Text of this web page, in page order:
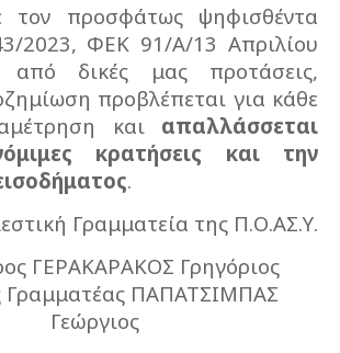
προσφάτως ψηφισθέντα
2023, ΦΕΚ 91/Α/13 Απριλίου
δικές μας προτάσεις,
προβλέπεται για κάθε
και απαλλάσσεται
κρατήσεις και την
.
Γραμματεία της Π.Ο.ΑΣ.Υ.
ΓΕΡΑΚΑΡΑΚΟΣ Γρηγόριος
Γραμματέας ΠΑΠΑΤΣΙΜΠΑΣ
Γεώργιος